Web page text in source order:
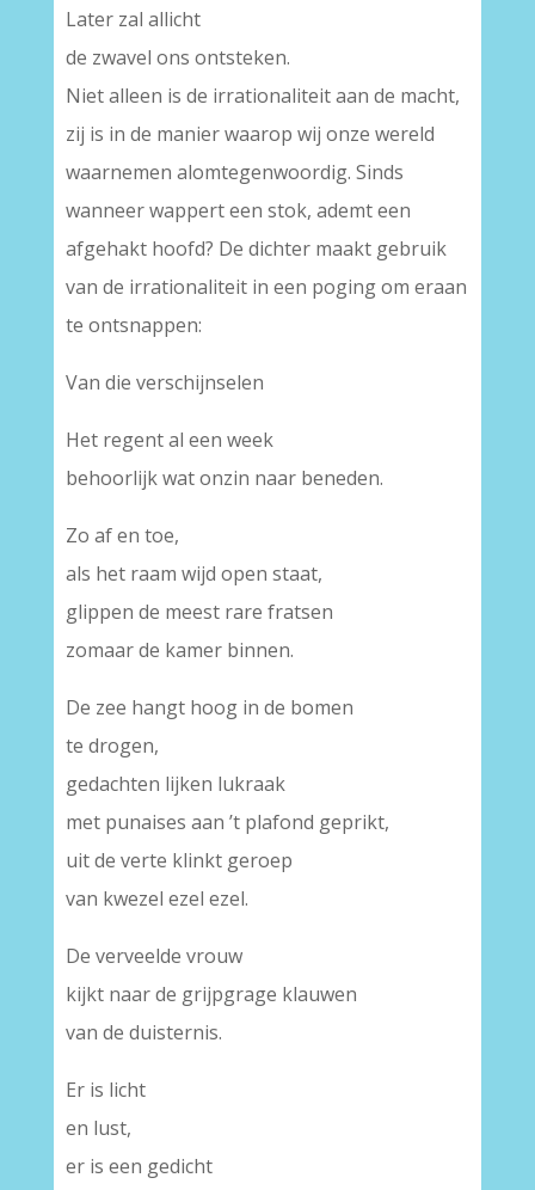
Later zal allicht
de zwavel ons ontsteken.
Niet alleen is de irrationaliteit aan de macht,
zij is in de manier waarop wij onze wereld
waarnemen alomtegenwoordig. Sinds
wanneer wappert een stok, ademt een
afgehakt hoofd? De dichter maakt gebruik
van de irrationaliteit in een poging om eraan
te ontsnappen:
Van die verschijnselen
Het regent al een week
behoorlijk wat onzin naar beneden.
Zo af en toe,
als het raam wijd open staat,
glippen de meest rare fratsen
zomaar de kamer binnen.
De zee hangt hoog in de bomen
te drogen,
gedachten lijken lukraak
met punaises aan ’t plafond geprikt,
uit de verte klinkt geroep
van kwezel ezel ezel.
De verveelde vrouw
kijkt naar de grijpgrage klauwen
van de duisternis.
Er is licht
en lust,
er is een gedicht